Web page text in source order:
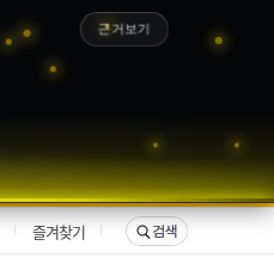
근거보기
즐겨찾기